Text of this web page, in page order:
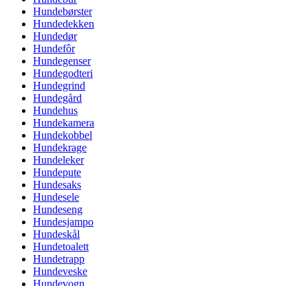
Hundebørster
Hundedekken
Hundedør
Hundefôr
Hundegenser
Hundegodteri
Hundegrind
Hundegård
Hundehus
Hundekamera
Hundekobbel
Hundekrage
Hundeleker
Hundepute
Hundesaks
Hundesele
Hundeseng
Hundesjampo
Hundeskål
Hundetoalett
Hundetrapp
Hundeveske
Hundevogn